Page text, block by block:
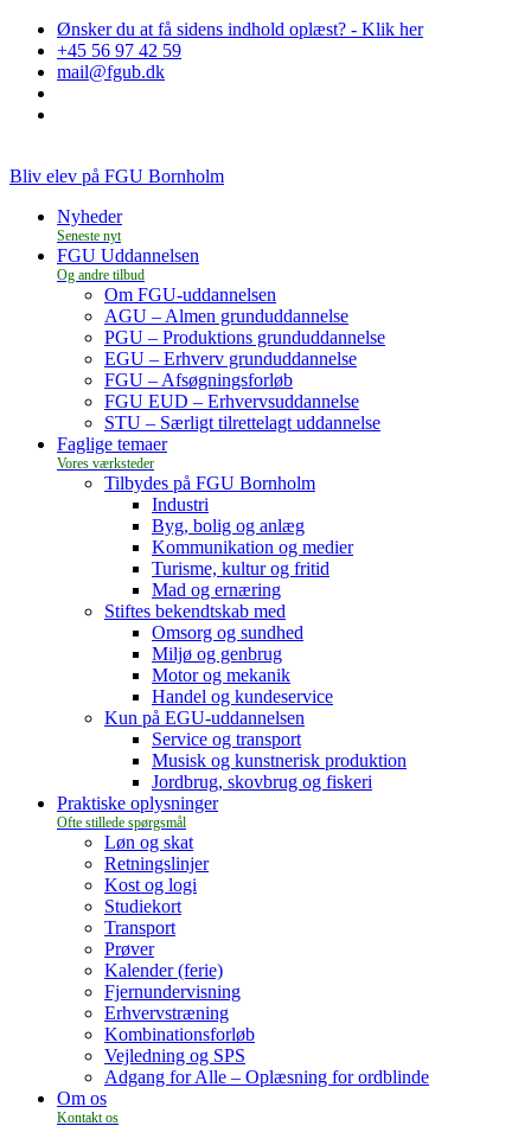
Ønsker du at få sidens indhold oplæst? - Klik her
+45 56 97 42 59
mail@fgub.dk
Bliv elev på FGU Bornholm
Nyheder
FGU Uddannelsen
Om FGU-uddannelsen
AGU – Almen grunduddannelse
PGU – Produktions grunduddannelse
EGU – Erhverv grunduddannelse
FGU – Afsøgningsforløb
FGU EUD – Erhvervsuddannelse
STU – Særligt tilrettelagt uddannelse
Faglige temaer
Tilbydes på FGU Bornholm
Industri
Byg, bolig og anlæg
Kommunikation og medier
Turisme, kultur og fritid
Mad og ernæring
Stiftes bekendtskab med
Omsorg og sundhed
Miljø og genbrug
Motor og mekanik
Handel og kundeservice
Kun på EGU-uddannelsen
Service og transport
Musisk og kunstnerisk produktion
Jordbrug, skovbrug og fiskeri
Praktiske oplysninger
Løn og skat
Retningslinjer
Kost og logi
Studiekort
Transport
Prøver
Kalender (ferie)
Fjernundervisning
Erhvervstræning
Kombinationsforløb
Vejledning og SPS
Adgang for Alle – Oplæsning for ordblinde
Om os